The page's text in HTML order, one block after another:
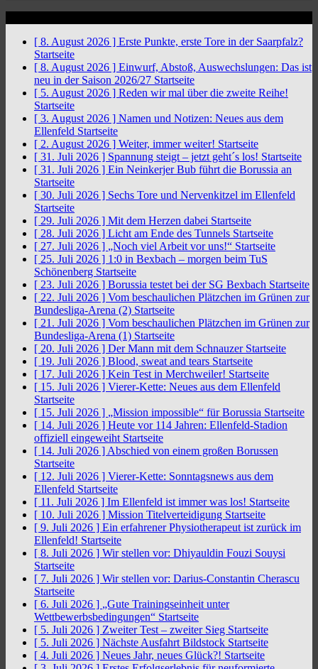
[ 8. August 2026 ] Erste Punkte, erste Tore in der Saarpfalz?
Startseite
[ 8. August 2026 ] Einwurf, Abstoß, Auswechslungen: Das ist
neu in der Saison 2026/27 Startseite
[ 5. August 2026 ] Reden wir mal über die zweite Reihe!
Startseite
[ 3. August 2026 ] Namen und Notizen: Neues aus dem
Ellenfeld Startseite
[ 2. August 2026 ] Weiter, immer weiter! Startseite
[ 31. Juli 2026 ] Spannung steigt – jetzt geht´s los! Startseite
[ 31. Juli 2026 ] Ein Neinkerjer Bub führt die Borussia an
Startseite
[ 30. Juli 2026 ] Sechs Tore und Nervenkitzel im Ellenfeld
Startseite
[ 29. Juli 2026 ] Mit dem Herzen dabei Startseite
[ 28. Juli 2026 ] Licht am Ende des Tunnels Startseite
[ 27. Juli 2026 ] „Noch viel Arbeit vor uns!“ Startseite
[ 25. Juli 2026 ] 1:0 in Bexbach – morgen beim TuS
Schönenberg Startseite
[ 23. Juli 2026 ] Borussia testet bei der SG Bexbach Startseite
[ 22. Juli 2026 ] Vom beschaulichen Plätzchen im Grünen zur
Bundesliga-Arena (2) Startseite
[ 21. Juli 2026 ] Vom beschaulichen Plätzchen im Grünen zur
Bundesliga-Arena (1) Startseite
[ 20. Juli 2026 ] Der Mann mit dem Schnauzer Startseite
[ 19. Juli 2026 ] Blood, sweat and tears Startseite
[ 17. Juli 2026 ] Kein Test in Merchweiler! Startseite
[ 15. Juli 2026 ] Vierer-Kette: Neues aus dem Ellenfeld
Startseite
[ 15. Juli 2026 ] „Mission impossible“ für Borussia Startseite
[ 14. Juli 2026 ] Heute vor 114 Jahren: Ellenfeld-Stadion
offiziell eingeweiht Startseite
[ 14. Juli 2026 ] Abschied von einem großen Borussen
Startseite
[ 12. Juli 2026 ] Vierer-Kette: Sonntagsnews aus dem
Ellenfeld Startseite
[ 11. Juli 2026 ] Im Ellenfeld ist immer was los! Startseite
[ 10. Juli 2026 ] Mission Titelverteidigung Startseite
[ 9. Juli 2026 ] Ein erfahrener Physiotherapeut ist zurück im
Ellenfeld! Startseite
[ 8. Juli 2026 ] Wir stellen vor: Dhiyauldin Fouzi Souysi
Startseite
[ 7. Juli 2026 ] Wir stellen vor: Darius-Constantin Cherascu
Startseite
[ 6. Juli 2026 ] „Gute Trainingseinheit unter
Wettbewerbsbedingungen“ Startseite
[ 5. Juli 2026 ] Zweiter Test – zweiter Sieg Startseite
[ 5. Juli 2026 ] Nächste Ausfahrt Bildstock Startseite
[ 4. Juli 2026 ] Neues Jahr, neues Glück?! Startseite